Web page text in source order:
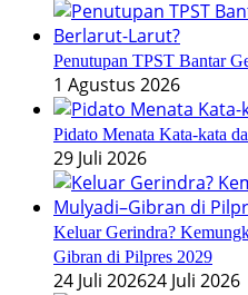
Penutupan TPST Bantar
1 Agustus 2026
Pidato Menata Kata-kata
29 Juli 2026
Keluar Gerindra?
Gibran di Pilpres 2029
24 Juli 202624 Juli 2026